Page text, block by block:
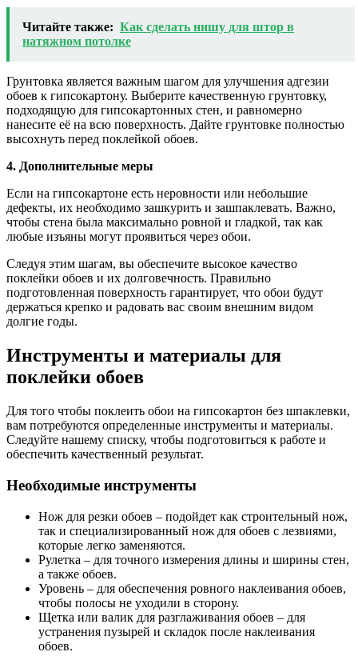
Читайте также: Как сделать нишу для штор в
натяжном потолке
Грунтовка является важным шагом для улучшения адгезии
обоев к гипсокартону. Выберите качественную грунтовку,
подходящую для гипсокартонных стен, и равномерно
нанесите её на всю поверхность. Дайте грунтовке полностью
высохнуть перед поклейкой обоев.
4. Дополнительные меры
Если на гипсокартоне есть неровности или небольшие
дефекты, их необходимо зашкурить и зашпаклевать. Важно,
чтобы стена была максимально ровной и гладкой, так как
любые изъяны могут проявиться через обои.
Следуя этим шагам, вы обеспечите высокое качество
поклейки обоев и их долговечность. Правильно
подготовленная поверхность гарантирует, что обои будут
держаться крепко и радовать вас своим внешним видом
долгие годы.
Инструменты и материалы для
поклейки обоев
Для того чтобы поклеить обои на гипсокартон без шпаклевки,
вам потребуются определенные инструменты и материалы.
Следуйте нашему списку, чтобы подготовиться к работе и
обеспечить качественный результат.
Необходимые инструменты
Нож для резки обоев – подойдет как строительный нож,
так и специализированный нож для обоев с лезвиями,
которые легко заменяются.
Рулетка – для точного измерения длины и ширины стен,
а также обоев.
Уровень – для обеспечения ровного наклеивания обоев,
чтобы полосы не уходили в сторону.
Щетка или валик для разглаживания обоев – для
устранения пузырей и складок после наклеивания
обоев.